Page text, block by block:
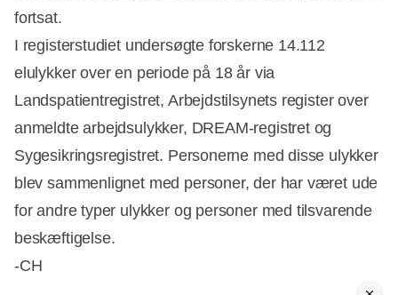
fortsat.
I registerstudiet undersøgte forskerne 14.112
elulykker over en periode på 18 år via
Landspatientregistret, Arbejdstilsynets register over
anmeldte arbejdsulykker, DREAM-registret og
Sygesikringsregistret. Personerne med disse ulykker
blev sammenlignet med personer, der har været ude
for andre typer ulykker og personer med tilsvarende
beskæftigelse.
-CH